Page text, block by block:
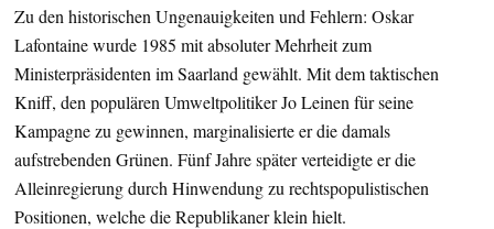
Zu den historischen Ungenauigkeiten und Fehlern: Oskar
Lafontaine wurde 1985 mit absoluter Mehrheit zum
Ministerpräsidenten im Saarland gewählt. Mit dem taktischen
Kniff, den populären Umweltpolitiker Jo Leinen für seine
Kampagne zu gewinnen, marginalisierte er die damals
aufstrebenden Grünen. Fünf Jahre später verteidigte er die
Alleinregierung durch Hinwendung zu rechtspopulistischen
Positionen, welche die Republikaner klein hielt.